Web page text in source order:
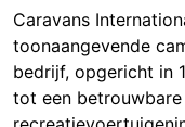
Caravans
toonaangevende
bedrijf, opgericht in
tot een betrouwbare